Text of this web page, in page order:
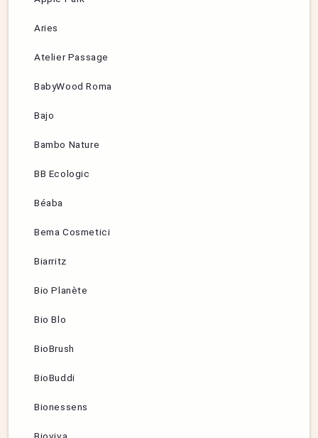
Aries
Atelier Passage
BabyWood Roma
Bajo
Bambo Nature
BB Ecologic
Béaba
Bema Cosmetici
Biarritz
Bio Planète
Bio Blo
BioBrush
BioBuddi
Bionessens